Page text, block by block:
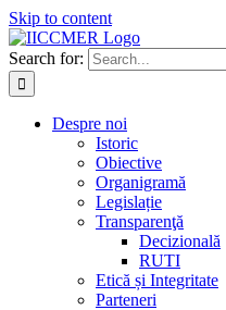
Skip to content
Search for:
Despre noi
Istoric
Obiective
Organigramă
Legislație
Transparenţă
Decizională
RUTI
Etică și Integritate
Parteneri